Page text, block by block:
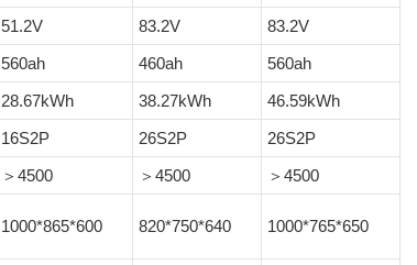
51.2V 83.2V
83.2V
560ah 460ah
560ah
28.67kWh 38.27kWh
46.59kWh
16S2P 26S2P
26S2P
＞4500 ＞4500
＞4500
1000*865*600 820*750*640 1000*765*650